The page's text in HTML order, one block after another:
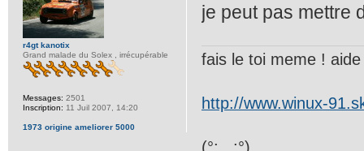
je peut pas mettre
fais le toi meme !
http://www.winux-
(°;...;°)
r4gt kanotix
Grand malade du Solex , irrécupérable
Messages: 2501
Inscription: 11 Juil 2007, 14:20
1973 origine ameliorer 5000